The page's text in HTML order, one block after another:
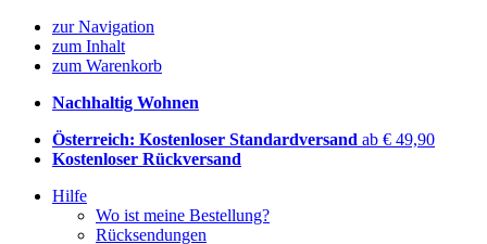
zur Navigation
zum Inhalt
zum Warenkorb
Nachhaltig Wohnen
Österreich: Kostenloser Standardversand ab € 49,90
Kostenloser Rückversand
Hilfe
Wo ist meine Bestellung?
Rücksendungen